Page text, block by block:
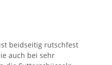
beidseitig rutschfest
auch bei sehr